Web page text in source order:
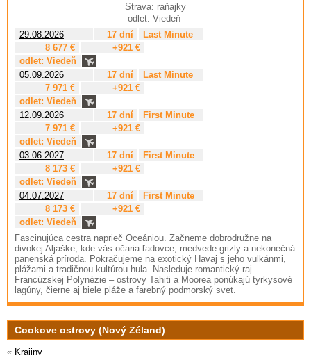
Strava: raňajky
odlet: Viedeň
29.08.2026
17 dní
Last Minute
8 677 €
+921 €
odlet: Viedeň
05.09.2026
17 dní
Last Minute
7 971 €
+921 €
odlet: Viedeň
12.09.2026
17 dní
First Minute
7 971 €
+921 €
odlet: Viedeň
03.06.2027
17 dní
First Minute
8 173 €
+921 €
odlet: Viedeň
04.07.2027
17 dní
First Minute
8 173 €
+921 €
odlet: Viedeň
Fascinujúca cestra naprieč Oceániou. Začneme dobrodružne na
divokej Aljaške, kde vás očaria ľadovce, medvede grizly a nekonečná
panenská príroda. Pokračujeme na exotický Havaj s jeho vulkánmi,
plážami a tradičnou kultúrou hula. Nasleduje romantický raj
Francúzskej Polynézie – ostrovy Tahiti a Moorea ponúkajú tyrkysové
lagúny, čierne aj biele pláže a farebný podmorský svet.
Cookove ostrovy (Nový Zéland)
« Krajiny